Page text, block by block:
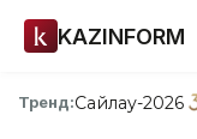
KAZINFORM
Тренд:Сайлау-2026